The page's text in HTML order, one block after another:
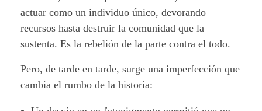
actuar como un individuo único, devorando
recursos hasta destruir la comunidad que la
sustenta. Es la rebelión de la parte contra el todo.
Pero, de tarde en tarde, surge una imperfección que
cambia el rumbo de la historia: